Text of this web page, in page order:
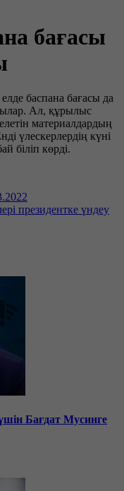
бағасы
баспана бағасы да
Ал, құрылыс
материалдардың
үлескерлердің күні
біліп көрді.
президентке үндеу
Бағдат Мусинге